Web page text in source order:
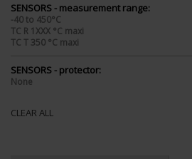
SENSORS - measurement range:
-40 to 450°C
TC R 1XXX °C maxi
TC T 350 °C maxi
SENSORS - protector:
None
CLEAR ALL